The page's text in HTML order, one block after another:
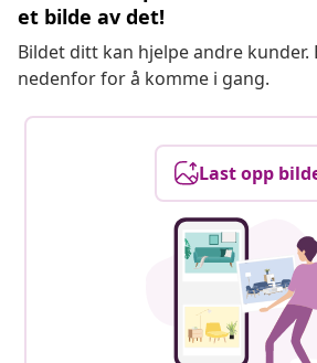
et bilde av det!
Bildet ditt kan hjelpe andre kunder.
nedenfor for å komme i gang.
Last opp